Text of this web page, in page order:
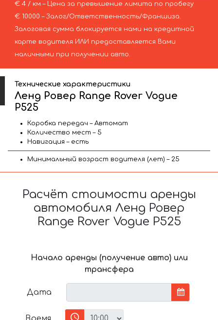
€ 4 / км – Цена за превышение лимита по пробегу
€ 10000 – Залог/Ответственность/Франшиза.
Залоговая сумма блокируется нами на кредитной
карте водителя ИЛИ предоставляется Вами
наличными при получении авто.
Технические характеристики
Ленд Ровер Range Rover Vogue
P525
Коробка передач – Автомат
Количество мест – 5
Навигация – есть
Минимальный возраст водителя (лет) – 25
Расчёт стоимости аренды
автомобиля Ленд Ровер
Range Rover Vogue P525
Начало аренды (получение авто) или
трансфера
Дата